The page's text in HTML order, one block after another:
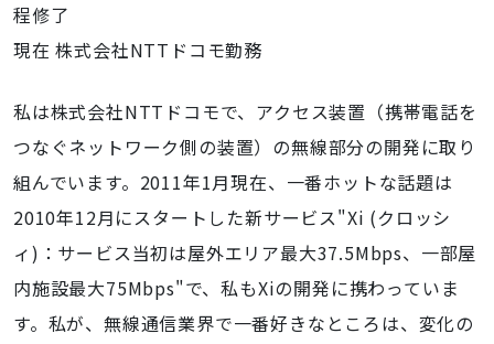
程修了
現在 株式会社NTTドコモ勤務
私は株式会社NTTドコモで、アクセス装置（携帯電話を
つなぐネットワーク側の装置）の無線部分の開発に取り
組んでいます。2011年1月現在、一番ホットな話題は
2010年12月にスタートした新サービス"Xi (クロッシ
ィ)：サービス当初は屋外エリア最大37.5Mbps、一部屋
内施設最大75Mbps"で、私もXiの開発に携わっていま
す。私が、無線通信業界で一番好きなところは、変化の